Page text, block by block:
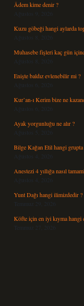
Âdem kime denir ?
Ağustos 9, 2026
Kuzu göbeği hangi aylarda
Ağustos 8, 2026
Muhasebe fişleri kaç gün
Ağustos 8, 2026
Enişte baldız evlenebilir mi ?
Ağustos 6, 2026
Kur’an-ı Kerim bize ne
Ağustos 6, 2026
Ayak yorgunluğu ne alır ?
Ağustos 5, 2026
Bilge Kağan Etil hangi grupta
Ağustos 4, 2026
Anestezi 4 yıllığa nasıl
Ağustos 4, 2026
Yunt Dağı hangi ilimizdedir ?
Temmuz 29, 2026
Köfte için en iyi kıyma hangi
Temmuz 27, 2026